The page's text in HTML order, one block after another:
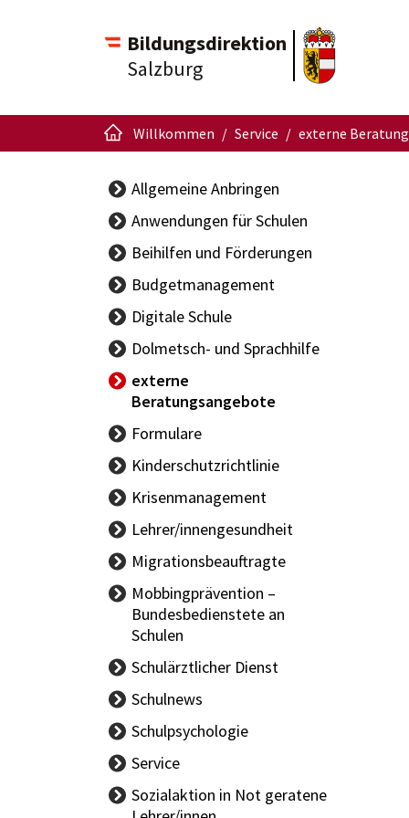
Bildungsdirektion
Salzburg
Willkommen Service externe
Allgemeine Anbringen
Anwendungen für Schulen
APS Portal
Schüleraufnahme
Schulschreiben
Singendes
Klassenzimmer
Support-
Ansprechpersonen
Beihilfen und Förderungen
Budgetmanagement
BBG-
Handbuch Budget
Sachgüterübertragung
Digitale Schule
Dolmetsch- und Sprachhilfe
externe
Beratungsangebote
Formulare
Kinderschutzrichtlinie
Krisenmanagement
Lehrer/innengesundheit
LAND Allgemein
BUND Allgemein
Migrationsbeauftragte
Mobbingprävention –
Bundesbedienstete an
Schulen
Schulärztlicher Dienst
Aktuelles -
Schüler/innengesundheit
Gesundheitsförderung
Schulnews
Schulpsychologie
Team
Angebote
KIS
Service
Sozialaktion in Not geratene